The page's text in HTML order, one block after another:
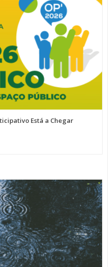
Está a Chegar